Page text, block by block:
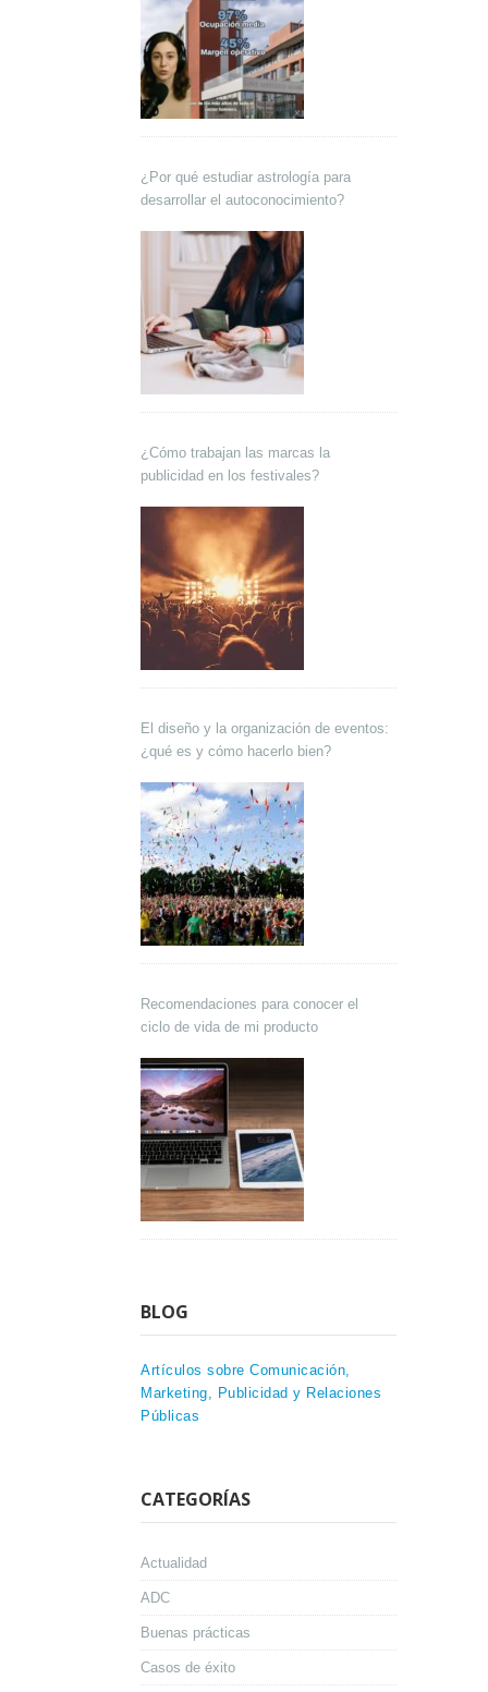
¿Por qué estudiar astrología para
desarrollar el autoconocimiento?
¿Cómo trabajan las marcas la
publicidad en los festivales?
El diseño y la organización de eventos:
¿qué es y cómo hacerlo bien?
Recomendaciones para conocer el
ciclo de vida de mi producto
BLOG
Artículos sobre Comunicación,
Marketing, Publicidad y Relaciones
Públicas
CATEGORÍAS
Actualidad
ADC
Buenas prácticas
Casos de éxito